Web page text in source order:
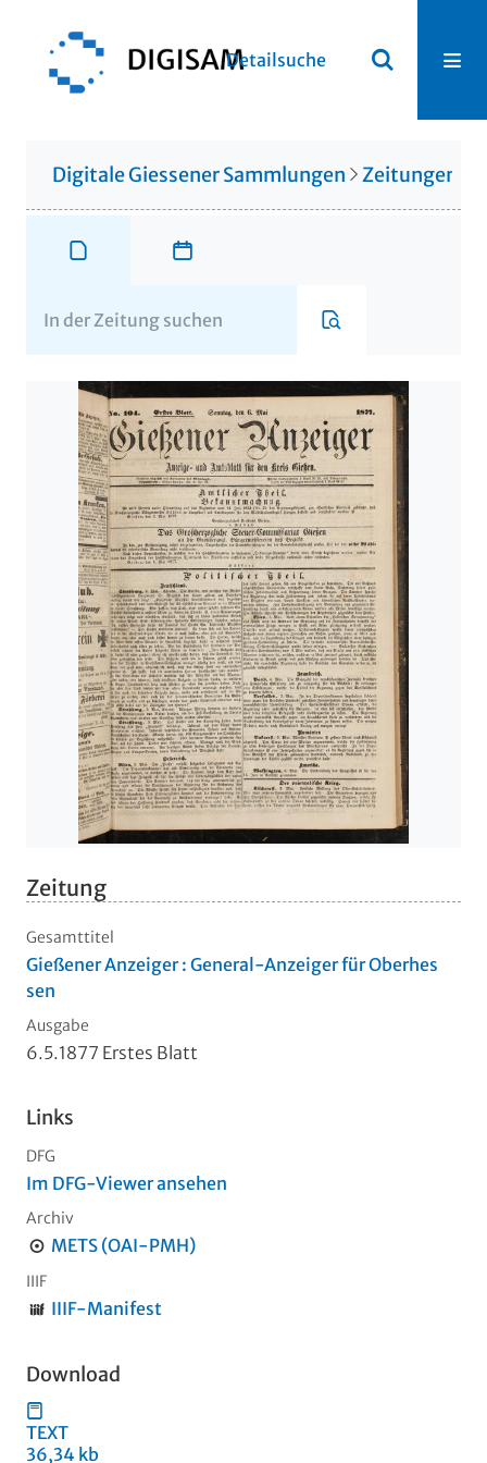
Detailsuche
Digitale Giessener Sammlungen Zeitungen
Zeitung
Gesamttitel
Gießener Anzeiger : General-Anzeiger für Oberhes
sen
Ausgabe
6.5.1877 Erstes Blatt
Links
DFG
Im DFG-Viewer ansehen
Archiv
METS (OAI-PMH)
IIIF
IIIF-Manifest
Download
TEXT
36,34 kb